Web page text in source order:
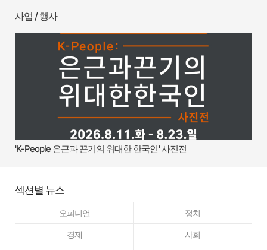
사업 / 행사
'K-People 은근과 끈기의 위대한 한국인' 사진전
섹션별 뉴스
오피니언 정치
경제 사회